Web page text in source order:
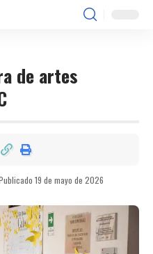
de artes
19 de mayo de 2026